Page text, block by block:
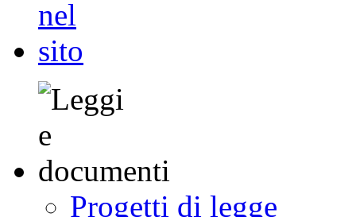
Progetti di legge